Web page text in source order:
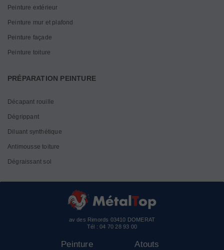
Peinture extérieur
Peinture mur et plafond
Peinture façade
Peinture toiture
PRÉPARATION PEINTURE
Décapant rouille
Dégrippant
Diluant synthétique
Antimousse toiture
Dégraissant sol
av des Rimords 03410 DOMERAT
Tél :04 70 28 93 00
Peinture Atouts